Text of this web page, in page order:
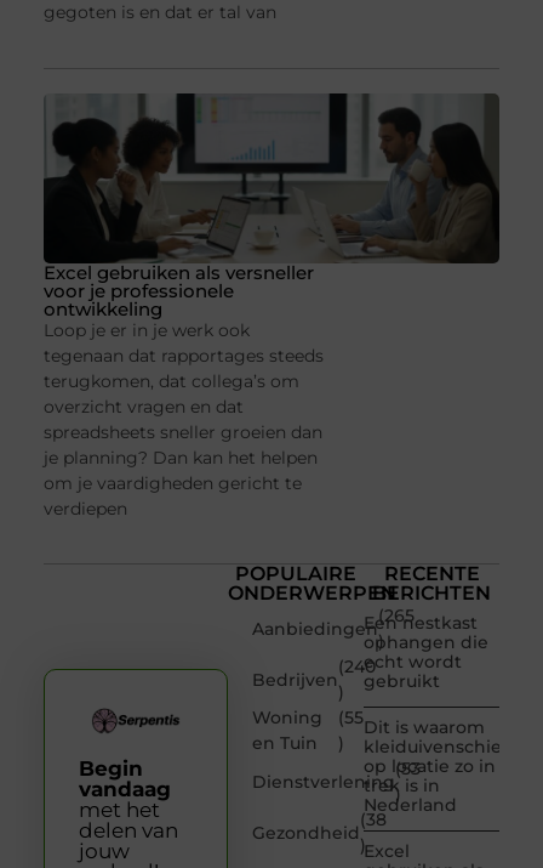
gegoten is en dat er tal van
Excel gebruiken als versneller
voor je professionele
ontwikkeling
Loop je er in je werk ook
tegenaan dat rapportages steeds
terugkomen, dat collega’s om
overzicht vragen en dat
spreadsheets sneller groeien dan
je planning? Dan kan het helpen
om je vaardigheden gericht te
verdiepen
POPULAIRE
ONDERWERPEN
Aanbiedingen
(265
)
Bedrijven
(240
)
Woning
en Tuin
(55
)
Dienstverlening
(53
)
Gezondheid
(38
)
RECENTE
BERICHTEN
Een nestkast
ophangen die
echt wordt
gebruikt
Dit is waarom
kleiduivenschieten
op locatie zo in
trek is in
Nederland
Excel
Begin
vandaag
met het
delen van
jouw